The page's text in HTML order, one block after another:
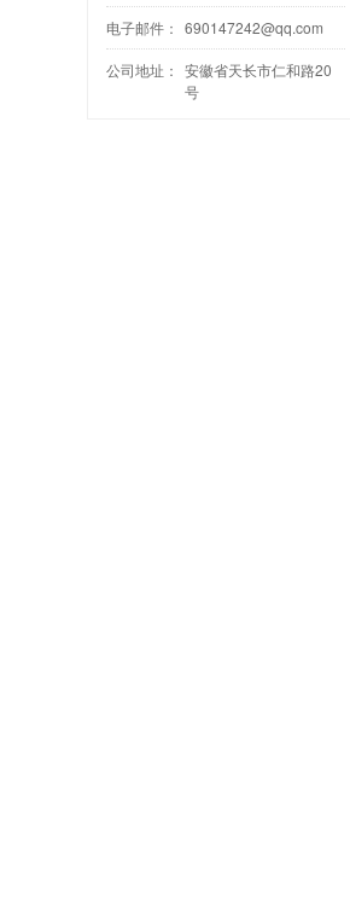
电子邮件： 690147242@qq.com
公司地址： 安徽省天长市仁和路20
号